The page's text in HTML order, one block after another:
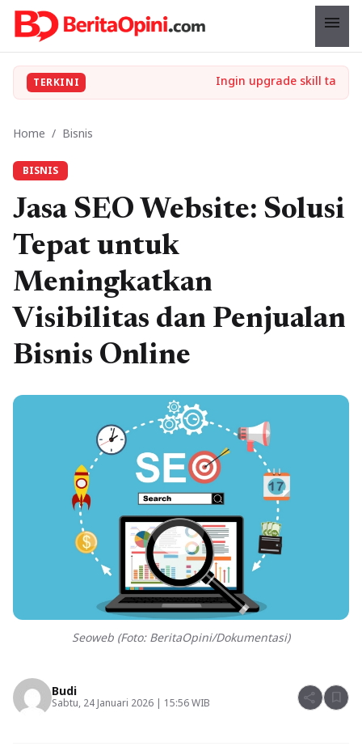
menu
TERKINI
Home / Bisnis
BISNIS
Jasa SEO Website: Solusi
Tepat untuk
Meningkatkan
Visibilitas dan Penjualan
Bisnis Online
Seoweb (Foto: BeritaOpini/Dokumentasi)
Budi
Sabtu, 24 Januari 2026 | 15:56 WIB share bookmark